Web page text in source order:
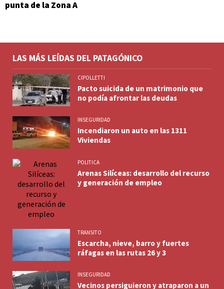
punta de la Zona A
LAS MÁS LEÍDAS DEL PATAGÓNICO
CIPOLLETTI
Pacto suicida de un matrimonio que
no podía afrontar las deudas
INSEGURIDAD
Incendiaron un auto en las 1311
Viviendas
POLITICA
Arenas Silíceas: desarrollo del recurso
y generación de empleo
TRANSITO
Escarcha, nieve, barro y fuertes
ráfagas en las rutas 26 y 3
INSEGURIDAD
Vecinos persiguieron y atraparon a un